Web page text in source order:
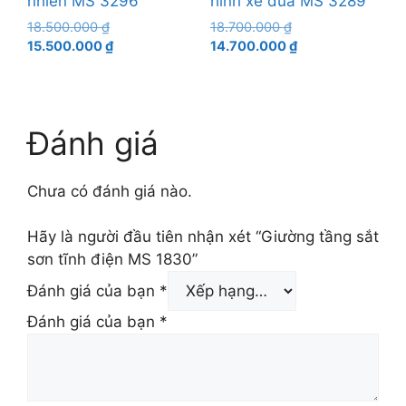
18.500.000₫Giá
gốc
15.500.000₫Giá
18.700.000₫Giá
gốc
14.700.000₫Giá
Đánh giá
Chưa có đánh giá nào.
Hãy là người đầu tiên nhận xét “Giường tầng sắt
sơn tĩnh điện MS 1830”
Đánh giá của bạn *
Đánh giá của bạn *